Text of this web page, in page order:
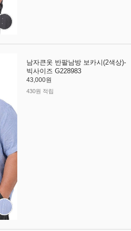
남자큰옷 반팔남방 보카시(2색상)-
빅사이즈 G228983
43,000원
430원 적립